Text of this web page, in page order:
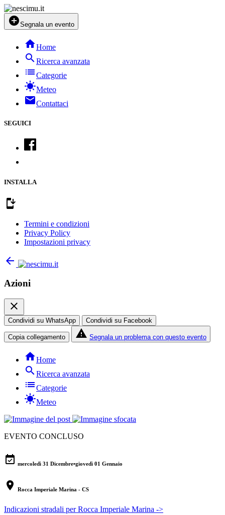
add_circleSegnala un evento
homeHome
searchRicerca avanzata
listCategorie
sunnyMeteo
mailContattaci
SEGUICI
INSTALLA
install_mobile
Termini e condizioni
Privacy Policy
Impostazioni privacy
arrow_back
Azioni
close
Condividi su WhatsApp Condividi su Facebook
Copia collegamento report_problem Segnala un problema con questo evento
homeHome
searchRicerca avanzata
listCategorie
sunnyMeteo
EVENTO CONCLUSO
event_available mercoledì 31 Dicembre•giovedì 01 Gennaio
location_on Rocca Imperiale Marina - CS
Indicazioni stradali per Rocca Imperiale Marina ->